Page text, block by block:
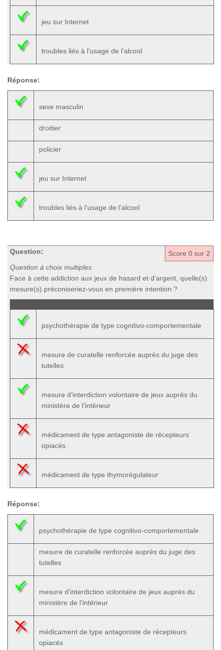
jeu sur Internet
troubles liés à l’usage de l’alcool
Réponse:
sexe masculin
droitier
policier
jeu sur Internet
troubles liés à l’usage de l’alcool
Score 0 sur 2
Question:
Question à choix multiples
Face à cette addiction aux jeux de hasard et d’argent, quelle(s)
mesure(s) préconiseriez-vous en première intention ?
psychothérapie de type cognitivo-comportementale
mesure de curatelle renforcée auprès du juge des
tutelles
mesure d’interdiction volontaire de jeux auprès du
ministère de l’intérieur
médicament de type antagoniste de récepteurs
opiacés
médicament de type thymorégulateur
Réponse:
psychothérapie de type cognitivo-comportementale
mesure de curatelle renforcée auprès du juge des
tutelles
mesure d’interdiction volontaire de jeux auprès du
ministère de l’intérieur
médicament de type antagoniste de récepteurs
opiacés